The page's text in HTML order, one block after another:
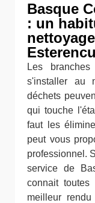
Basque
: un
Les
s'installer au
déchets
qui touche
faut les
peut vous
professionnel.
service de
connait
meilleur